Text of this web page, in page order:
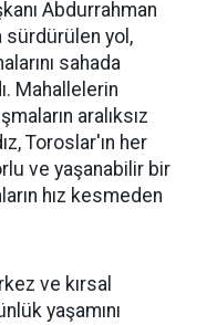
Abdurrahman
sürdürülen yol,
sahada
Mahallelerin
aralıksız
Toroslar'ın her
ve yaşanabilir bir
hız kesmeden
ve kırsal
yaşamını